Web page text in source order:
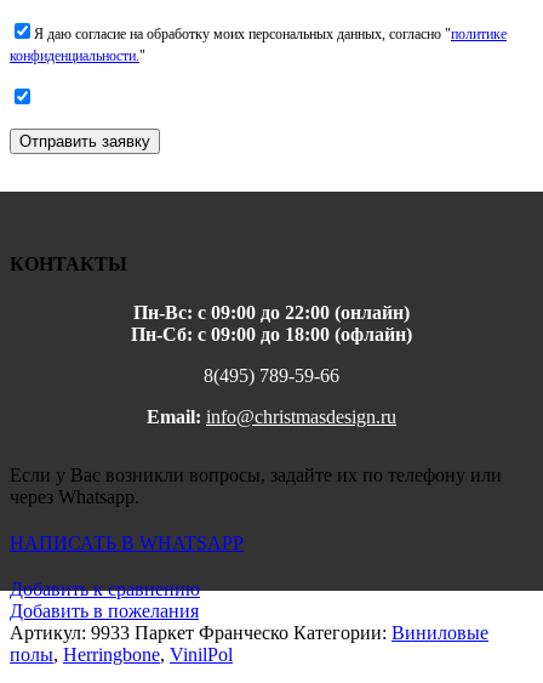
Я даю согласие на обработку моих персональных данных, согласно "политике
конфиденциальности."
Отправить заявку
КОНТАКТЫ
Пн-Вс: с 09:00 до 22:00 (онлайн)
Пн-Сб: с 09:00 до 18:00 (офлайн)
8(495) 789-59-66
Email: info@christmasdesign.ru
Если у Вас возникли вопросы, задайте их по телефону или
через Whatsapp.
НАПИСАТЬ В WHATSAPP
Добавить к сравнению
Добавить в пожелания
Артикул: 9933 Паркет Франческо Категории: Виниловые
полы, Herringbone, VinilPol